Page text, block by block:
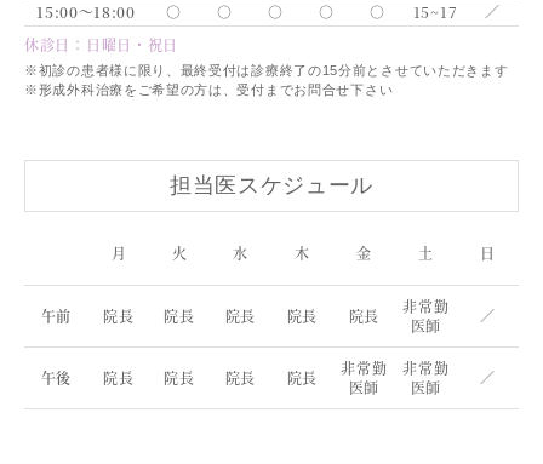
15:00～18:00
○ ○ ○ ○ ○ 15~17
／
休診日：日曜日・祝日
※初診の患者様に限り、最終受付は診療終了の15分前とさせていただきます
※形成外科治療をご希望の方は、受付までお問合せ下さい
担当医スケジュール
月 火 水 木 金 土 日
午前 院長 院長 院長 院長 院長
非常勤
医師
／
午後 院長 院長 院長 院長
非常勤
医師
非常勤
医師
／